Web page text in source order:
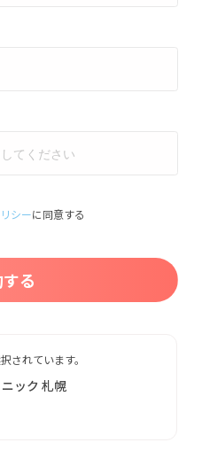
シーに同意する
る
されています。
ック 札幌